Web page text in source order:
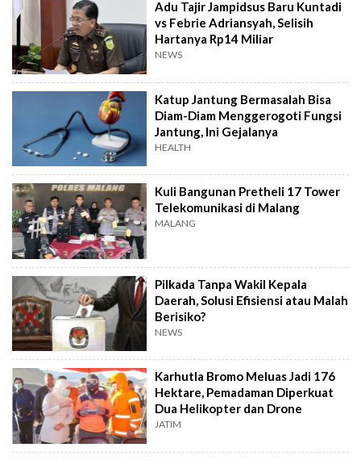
Adu Tajir Jampidsus Baru Kuntadi
vs Febrie Adriansyah, Selisih
Hartanya Rp14 Miliar
NEWS
Katup Jantung Bermasalah Bisa
Diam-Diam Menggerogoti Fungsi
Jantung, Ini Gejalanya
HEALTH
Kuli Bangunan Pretheli 17 Tower
Telekomunikasi di Malang
MALANG
Pilkada Tanpa Wakil Kepala
Daerah, Solusi Efisiensi atau Malah
Berisiko?
NEWS
Karhutla Bromo Meluas Jadi 176
Hektare, Pemadaman Diperkuat
Dua Helikopter dan Drone
JATIM